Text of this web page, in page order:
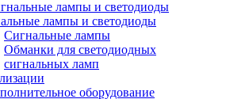
лампы и светодиоды
Сигнальные лампы
Обманки для светодиодных
сигнальных ламп